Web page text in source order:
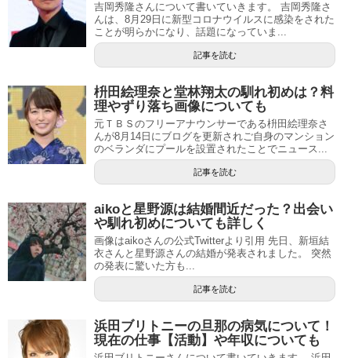
吉岡秀隆さんについて書いていきます。 吉岡秀隆さ
んは、8月29日に新型コロナウイルスに感染をされた
ことが明らかになり、話題になっていま...
記事を読む
枡田絵理奈と堂林翔太の馴れ初めは？料
理やずり落ち画像についても
元ＴＢＳのフリーアナウンサーである枡田絵理奈さ
んが8月14日にブログを更新されご自身のマンション
のベランダにプールを設置されたことでニュース...
記事を読む
aikoと星野源は結婚間近だった？出会い
や馴れ初めについても詳しく
画像はaikoさんの公式Twitterより引用 先日、新垣結
衣さんと星野源さんの結婚が発表されました。 突然
の発表に驚いた方も...
記事を読む
浜田ブリトニーの旦那の病気について！
現在の仕事【活動】や年収についても